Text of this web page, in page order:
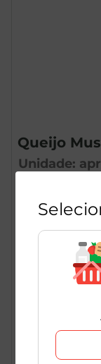
Queijo
Unidade:
99
98/Kg